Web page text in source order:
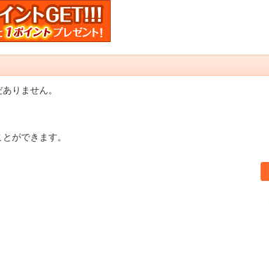
りません。
ができます。